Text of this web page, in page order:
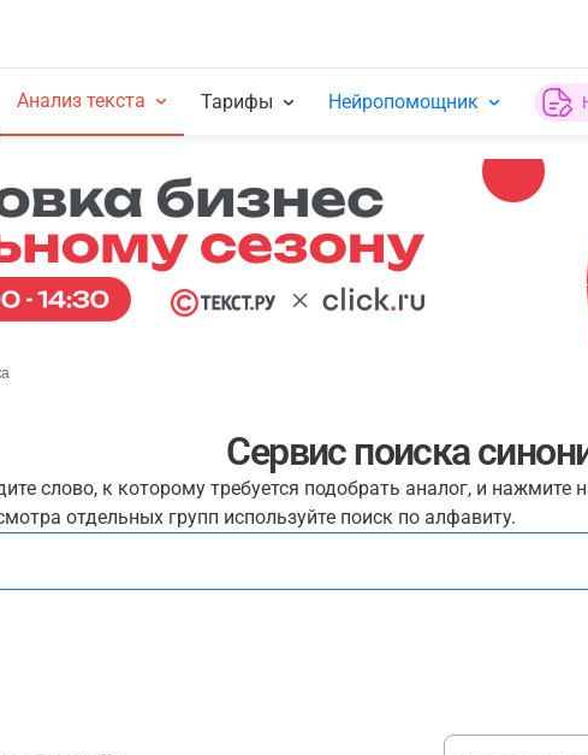
Анализ текста Тарифы Нейропомощник
Сервис поиска
слово, к которому требуется подобрать аналог, и
отдельных групп используйте поиск по алфавиту.